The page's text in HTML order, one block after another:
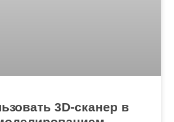
3D-сканер в